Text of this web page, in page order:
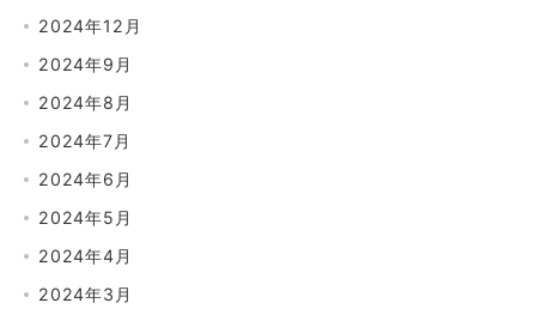
2024年12月
2024年9月
2024年8月
2024年7月
2024年6月
2024年5月
2024年4月
2024年3月